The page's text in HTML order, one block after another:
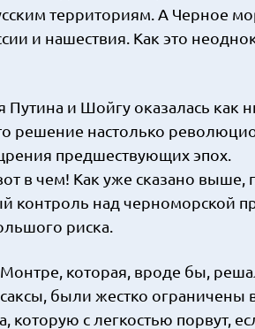
территориям. А Черное
и нашествия. Как это
Путина и Шойгу оказалась как
решение настолько
предшествующих эпох.
в чем! Как уже сказано выше,
контроль над черноморской
риска.
которая, вроде бы,
были жестко ограничены
с легкостью порвут,